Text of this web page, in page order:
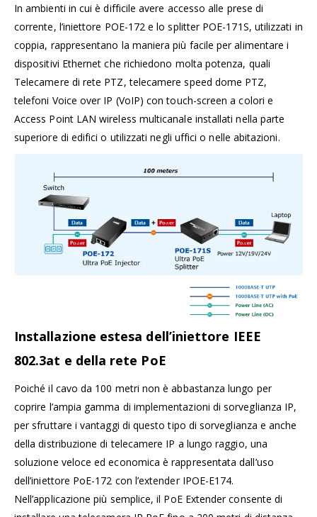
In ambienti in cui è difficile avere accesso alle prese di
corrente, l’iniettore POE-172 e lo splitter POE-171S, utilizzati in
coppia, rappresentano la maniera più facile per alimentare i
dispositivi Ethernetche richiedono molta potenza, quali
Telecamere di rete PTZ, telecamere speed dome PTZ,
telefoni Voice over IP (VoIP) con touch-screen a colori e
Access Point LAN wireless multicanale installati nella parte
superiore di edifici o utilizzati negli uffici o nelle abitazioni.
Installazione estesa dell’iniettore IEEE
802.3at e della rete PoE
Poiché il cavo da 100 metri non è abbastanza lungo per
coprire l’ampia gamma di implementazioni di sorveglianza IP,
per sfruttare i vantaggi di questo tipo di sorveglianza e anche
della distribuzione di telecamere IP a lungo raggio, una
soluzione veloce ed economica è rappresentata dall’uso
dell’iniettore PoE-172 con l’extender IPOE-E174.
Nell’applicazione più semplice, il PoE Extender consente di